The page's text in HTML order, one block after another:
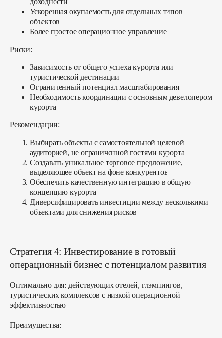
доходности
Ускоренная окупаемость для отдельных типов
объектов
Более простое операционное управление
Риски:
Зависимость от общего успеха курорта или
туристической дестинации
Ограниченный потенциал масштабирования
Необходимость координации с основным девелопером
курорта
Рекомендации:
Выбирать объекты с самостоятельной целевой
аудиторией, не ограниченной гостями курорта
Создавать уникальное торговое предложение,
выделяющее объект на фоне конкурентов
Обеспечить качественную интеграцию в общую
концепцию курорта
Диверсифицировать инвестиции между несколькими
объектами для снижения рисков
Стратегия 4: Инвестирование в готовый
операционный бизнес с потенциалом развития
Оптимально для: действующих отелей, глэмпингов,
туристических комплексов с низкой операционной
эффективностью
Преимущества: